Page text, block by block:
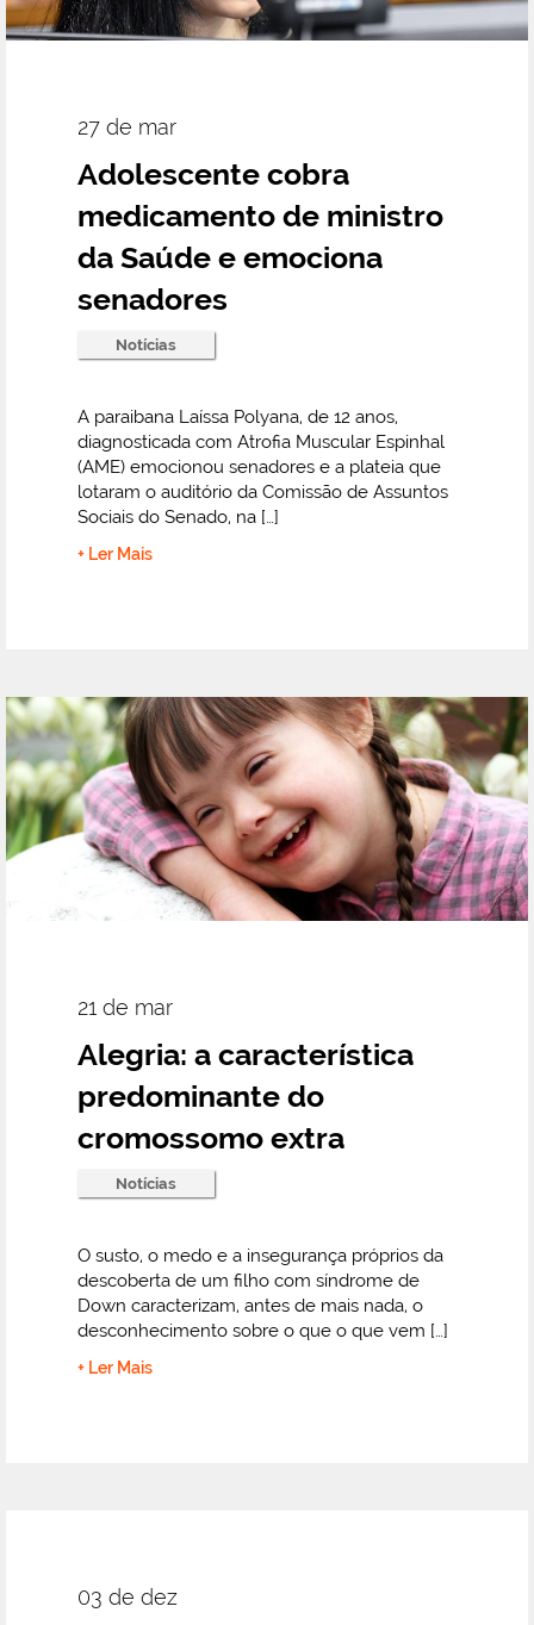
27 de mar
Adolescente cobra
medicamento de ministro
da Saúde e emociona
senadores
Notícias
A paraibana Laíssa Polyana, de 12 anos,
diagnosticada com Atrofia Muscular Espinhal
(AME) emocionou senadores e a plateia que
lotaram o auditório da Comissão de Assuntos
Sociais do Senado, na […]
+ Ler Mais
21 de mar
Alegria: a característica
predominante do
cromossomo extra
Notícias
O susto, o medo e a insegurança próprios da
descoberta de um filho com síndrome de
Down caracterizam, antes de mais nada, o
desconhecimento sobre o que o que vem […]
+ Ler Mais
03 de dez